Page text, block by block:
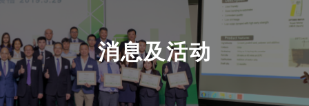
消息及活动